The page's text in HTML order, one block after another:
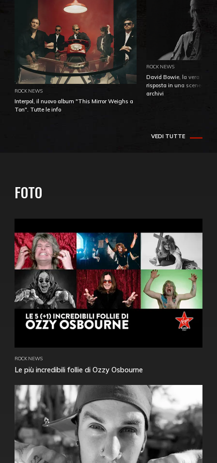
ROCK NEWS
Interpol, il nuovo album "This Mirror Weighs a
Ton". Tutte le info
ROCK NEWS
David Bowie, la vera
risposta in una
archivi
VEDI TUTTE
FOTO
ROCK NEWS
Le più incredibili follie di Ozzy Osbourne